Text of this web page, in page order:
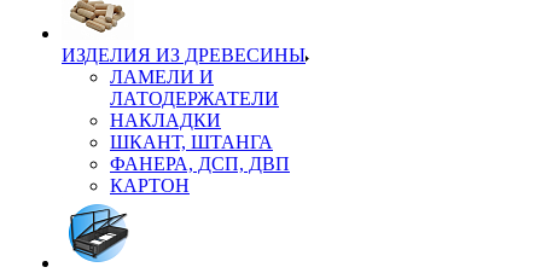
ИЗДЕЛИЯ ИЗ ДРЕВЕСИНЫ
ЛАМЕЛИ И
ЛАТОДЕРЖАТЕЛИ
НАКЛАДКИ
ШКАНТ, ШТАНГА
ФАНЕРА, ДСП, ДВП
КАРТОН